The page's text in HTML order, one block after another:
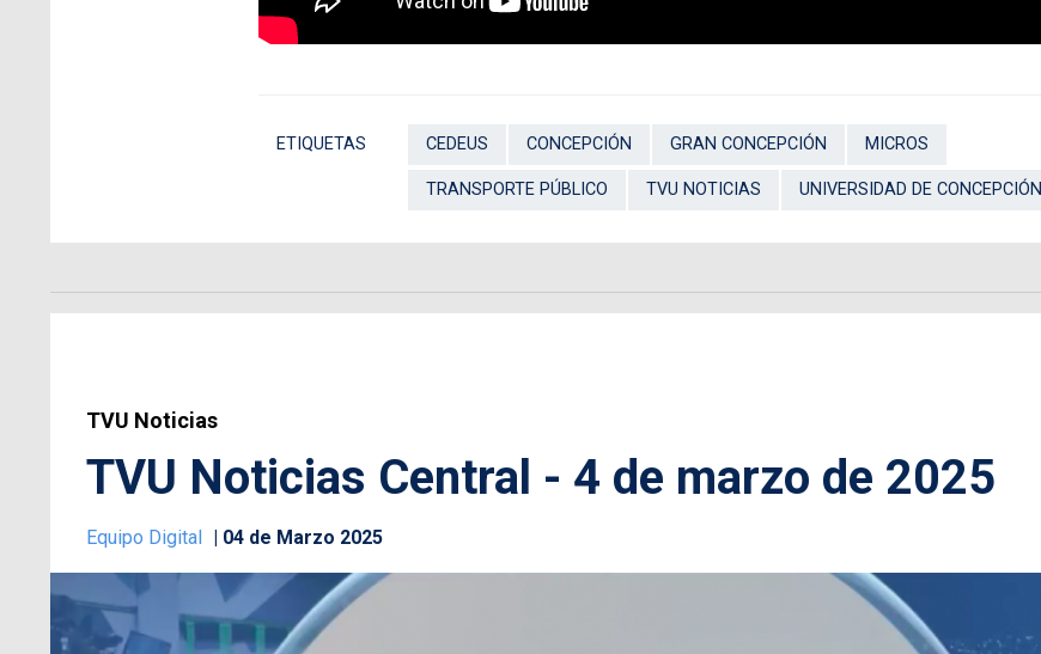
ETIQUETAS CEDEUS CONCEPCIÓN GRAN CONCEPCIÓN MICROS
TRANSPORTE PÚBLICO TVU NOTICIAS UNIVERSIDAD DE CONCEPCIÓN
TVU Noticias
TVU Noticias Central - 4 de marzo de 2025
Equipo Digital 04 de Marzo 2025